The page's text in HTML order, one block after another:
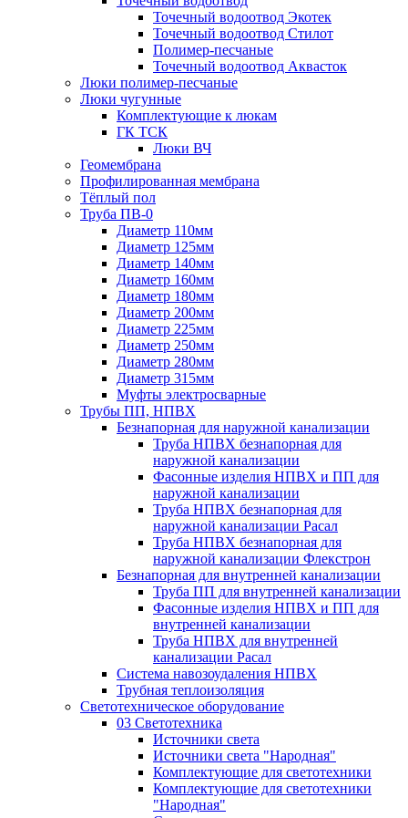
Точечный водоотвод Экотек
Точечный водоотвод Стилот
Полимер-песчаные
Точечный водоотвод Аквасток
Люки полимер-песчаные
Люки чугунные
Комплектующие к люкам
ГК ТСК
Люки ВЧ
Геомембрана
Профилированная мембрана
Тёплый пол
Труба ПВ-0
Диаметр 110мм
Диаметр 125мм
Диаметр 140мм
Диаметр 160мм
Диаметр 180мм
Диаметр 200мм
Диаметр 225мм
Диаметр 250мм
Диаметр 280мм
Диаметр 315мм
Муфты электросварные
Трубы ПП, НПВХ
Безнапорная для наружной канализации
Труба НПВХ безнапорная для
наружной канализации
Фасонные изделия НПВХ и ПП для
наружной канализации
Труба НПВХ безнапорная для
наружной канализации Расал
Труба НПВХ безнапорная для
наружной канализации Флекстрон
Безнапорная для внутренней канализации
Труба ПП для внутренней канализации
Фасонные изделия НПВХ и ПП для
внутренней канализации
Труба НПВХ для внутренней
канализации Расал
Система навозоудаления НПВХ
Трубная теплоизоляция
Светотехническое оборудование
03 Светотехника
Источники света
Источники света "Народная"
Комплектующие для светотехники
Комплектующие для светотехники
"Народная"